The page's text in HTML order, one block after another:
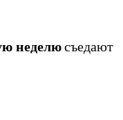
неделюсъедают